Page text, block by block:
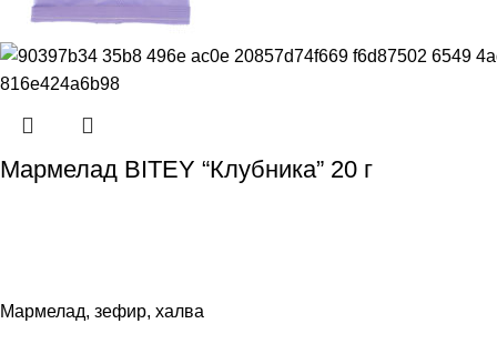
Мармелад BITEY “Клубника” 20 г
Мармелад, зефир, халва